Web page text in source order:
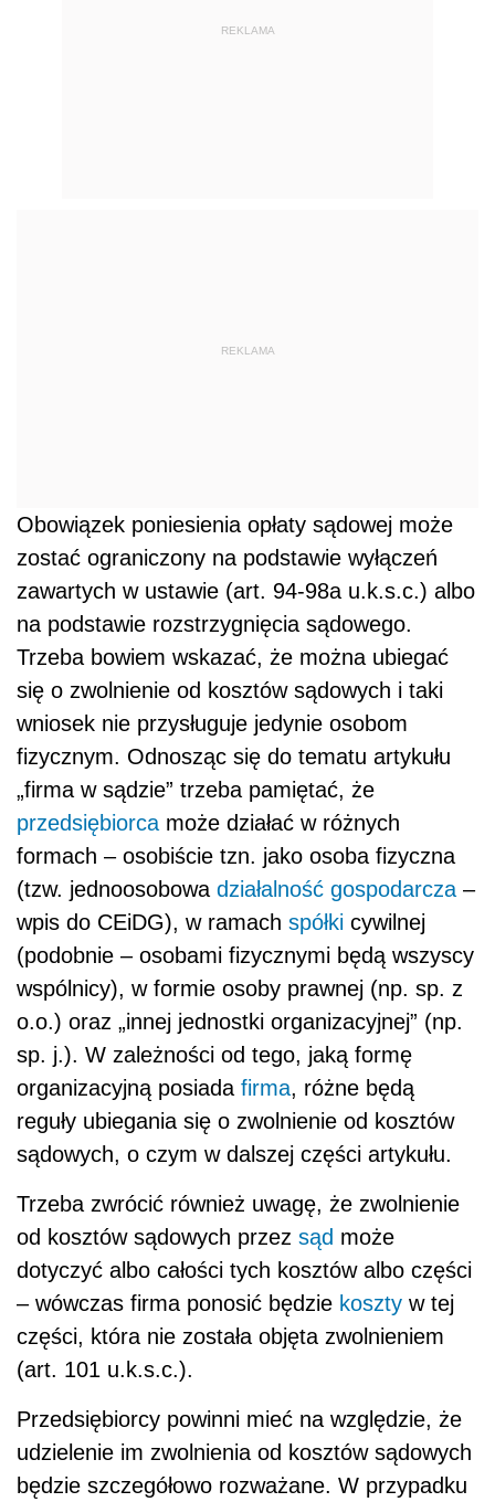
REKLAMA
REKLAMA
Obowiązek poniesienia opłaty sądowej może
zostać ograniczony na podstawie wyłączeń
zawartych w ustawie (art. 94-98a u.k.s.c.) albo
na podstawie rozstrzygnięcia sądowego.
Trzeba bowiem wskazać, że można ubiegać
się o zwolnienie od kosztów sądowych i taki
wniosek nie przysługuje jedynie osobom
fizycznym. Odnosząc się do tematu artykułu
„firma w sądzie” trzeba pamiętać, że
przedsiębiorca może działać w różnych
formach – osobiście tzn. jako osoba fizyczna
(tzw. jednoosobowa działalność gospodarcza –
wpis do CEiDG), w ramach spółki cywilnej
(podobnie – osobami fizycznymi będą wszyscy
wspólnicy), w formie osoby prawnej (np. sp. z
o.o.) oraz „innej jednostki organizacyjnej” (np.
sp. j.). W zależności od tego, jaką formę
organizacyjną posiada firma, różne będą
reguły ubiegania się o zwolnienie od kosztów
sądowych, o czym w dalszej części artykułu.
Trzeba zwrócić również uwagę, że zwolnienie
od kosztów sądowych przez sąd może
dotyczyć albo całości tych kosztów albo części
– wówczas firma ponosić będzie koszty w tej
części, która nie została objęta zwolnieniem
(art. 101 u.k.s.c.).
Przedsiębiorcy powinni mieć na względzie, że
udzielenie im zwolnienia od kosztów sądowych
będzie szczegółowo rozważane. W przypadku